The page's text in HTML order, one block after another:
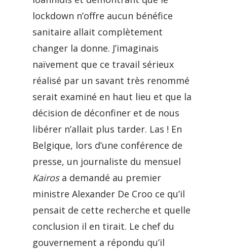
lockdown n’offre aucun bénéfice
sanitaire allait complètement
changer la donne. J’imaginais
naïvement que ce travail sérieux
réalisé par un savant très renommé
serait examiné en haut lieu et que la
décision de déconfiner et de nous
libérer n’allait plus tarder. Las ! En
Belgique, lors d’une conférence de
presse, un journaliste du mensuel
Kairosa demandé au premier
ministre Alexander De Croo ce qu’il
pensait de cette recherche et quelle
conclusion il en tirait. Le chef du
gouvernement a répondu qu’il